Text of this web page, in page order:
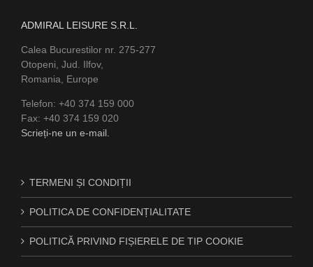
ADMIRAL LEISURE S.R.L.
Calea Bucurestilor nr. 275-277
Otopeni, Jud. Ilfov,
Romania, Europe
Telefon: +40 374 159 000
Fax: +40 374 159 020
Scrieți-ne un e-mail.
TERMENI ȘI CONDIȚII
POLITICA DE CONFIDENȚIALITATE
POLITICĂ PRIVIND FIȘIERELE DE TIP COOKIE